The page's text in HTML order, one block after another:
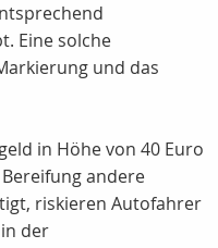
Eine solche
und das
in Höhe von 40 Euro
andere
riskieren Autofahrer
der